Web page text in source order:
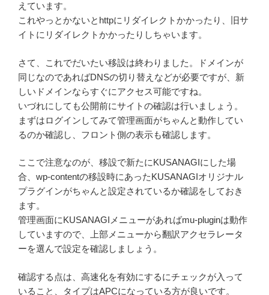
えています。
これやっとかないとhttpにリダイレクトかかったり、旧サ
イトにリダイレクトかかったりしちゃいます。
さて、これでだいたい移設は終わりました。ドメインが
同じなのであればDNSの切り替えなどが必要ですが、新
しいドメインならすぐにアクセス可能ですね。
いづれにしても公開前にサイトの確認は行いましょう。
まずはログインしてみて管理画面がちゃんと動作してい
るのか確認し、フロント側の表示も確認します。
ここで注意なのが、移設で新たにKUSANAGIにした場
合、wp-contentの移設時にあったKUSANAGIオリジナル
プラグインがちゃんと設定されているか確認をしておき
ます。
管理画面にKUSANAGIメニューがあればmu-pluginは動作
していますので、上部メニューから翻訳アクセラレータ
ーを選んで設定を確認しましょう。
確認する点は、高速化を有効にするにチェックが入って
いること、タイプはAPCになっている方が良いです。